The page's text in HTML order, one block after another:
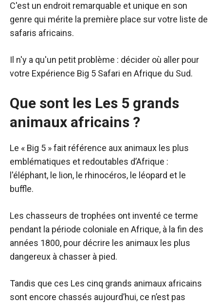
C'est un endroit remarquable et unique en son
genre qui mérite la première place sur votre liste de
safaris africains.
Il n'y a qu'un petit problème : décider où aller pour
votre Expérience Big 5 Safari en Afrique du Sud.
Que sont les Les 5 grands
animaux africains ?
Le « Big 5 » fait référence aux animaux les plus
emblématiques et redoutables d’Afrique :
l'éléphant, le lion, le rhinocéros, le léopard et le
buffle.
Les chasseurs de trophées ont inventé ce terme
pendant la période coloniale en Afrique, à la fin des
années 1800, pour décrire les animaux les plus
dangereux à chasser à pied.
Tandis que ces Les cinq grands animaux africains
sont encore chassés aujourd’hui, ce n’est pas